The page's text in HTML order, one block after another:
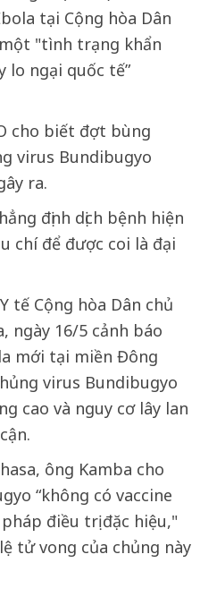
tại Cộng hòa Dân
"tình trạng khẩn
lo ngại quốc tế”
cho biết đợt bùng
virus Bundibugyo
ra.
định dịch bệnh hiện
chí để được coi là đại
tế Cộng hòa Dân chủ
ngày 16/5 cảnh báo
mới tại miền Đông
virus Bundibugyo
cao và nguy cơ lây lan
ông Kamba cho
“không có vaccine
điều trị đặc hiệu,"
tử vong của chủng này